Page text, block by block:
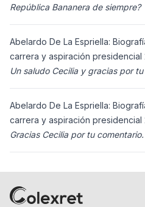
República Bananera de siempre?
Abelardo De La Espriella:
carrera y aspiración presidencial
Un saludo Cecilia y gracias por
Abelardo De La Espriella:
carrera y aspiración presidencial